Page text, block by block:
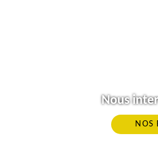
Nous
NOS